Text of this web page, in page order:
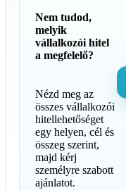
Nem tudod,
melyik
vállalkozói hitel
a megfelelő?
Nézd meg az
összes vállalkozói
hitellehetőséget
egy helyen, cél és
összeg szerint,
majd kérj
személyre szabott
ajánlatot.